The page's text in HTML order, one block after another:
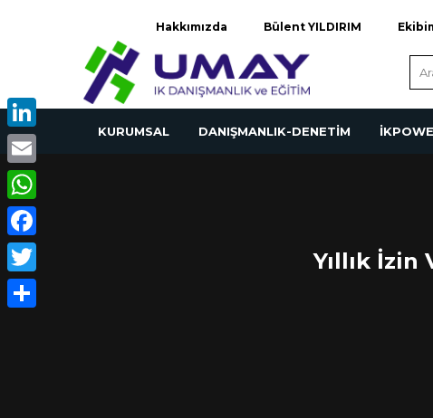
Hakkımızda Bülent YILDIRIM
KURUMSAL DANIŞMANLIK-DENETİM
Yıllık İzin
LinkedIn
Email
WhatsApp
Facebook
Twitter